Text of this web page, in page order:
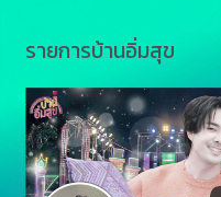
รายการบ้านอิ่มสุข